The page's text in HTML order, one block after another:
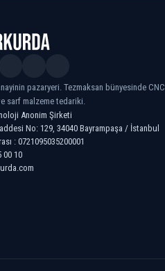
pazaryeri. Tezmaksan bünyesinde CNC
sarf malzeme tedariki.
Anonim Şirketi
No: 129, 34040 Bayrampaşa / İstanbul
: 0721095035200001
00 10